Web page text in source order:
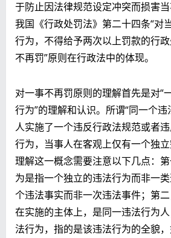
于防止因法律规范设定冲突而损害当
我国《行政处罚法》第二十四条“对
行为，不得给予两次以上罚款的行
不再罚”原则在行政法中的体现。
对一事不再罚原则的理解首先是对“
行为”的理解和认识。所谓“同一个
人实施了一个违反行政法规范或者
行为，当事人在客观上仅有一个独立
理解这一概念需要注意以下几点：
为是指一个独立的违法行为而非一
个违法事实而非一次违法事件；第
在实施的主体上，是同一违法行为
法行为，指的是该违法行为的全貌